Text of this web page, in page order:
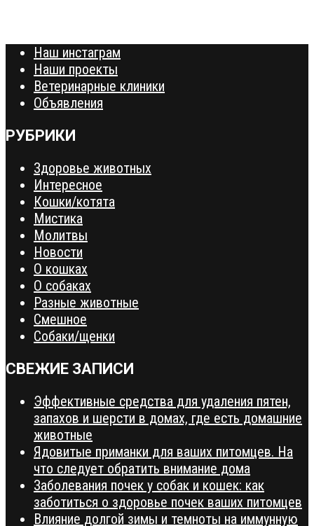
Наш инстаграм
Наши проекты
Ветеринарные клиники
Объявления
РУБРИКИ
Здоровье животных
Интересное
Кошки/котята
Мистика
Молитвы
Новости
О кошках
О собаках
Разные животные
Смешное
Собаки/щенки
СВЕЖИЕ ЗАПИСИ
Эффективные средства для удаления пятен,
запахов и шерсти в домах, где есть домашние
животные
Ядовитые приманки для ваших питомцев. На
что следует обратить внимание дома
Заболевания почек у собак и кошек: как
заботиться о здоровье почек ваших питомцев
Влияние долгой зимы и темноты на иммунную